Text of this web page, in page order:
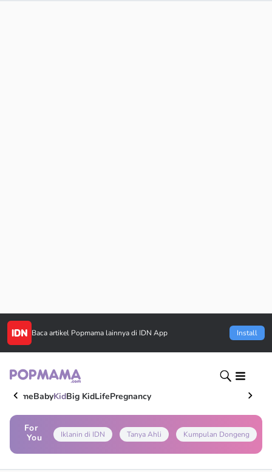
Baca artikel Popmama lainnya di IDN App Install
HomeBabyKidBig KidLifePregnancy
For
You
Iklanin di IDN Tanya Ahli Kumpulan Dongeng